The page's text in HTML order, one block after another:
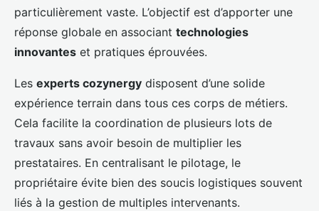
particulièrement vaste. L’objectif est d’apporter une
réponse globale en associant technologies
innovantes et pratiques éprouvées.
Les experts cozynergy disposent d’une solide
expérience terrain dans tous ces corps de métiers.
Cela facilite la coordination de plusieurs lots de
travaux sans avoir besoin de multiplier les
prestataires. En centralisant le pilotage, le
propriétaire évite bien des soucis logistiques souvent
liés à la gestion de multiples intervenants.